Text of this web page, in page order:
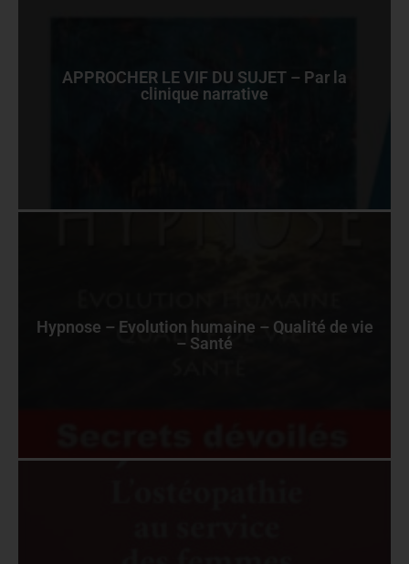
APPROCHER LE VIF DU SUJET – Par la
clinique narrative
Hypnose – Evolution humaine – Qualité de vie
– Santé